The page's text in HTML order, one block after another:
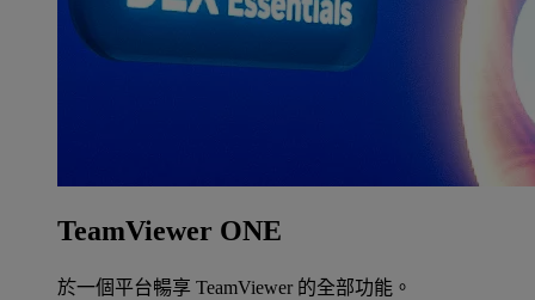
TeamViewer ONE
於一個平台暢享 TeamViewer 的全部功能。